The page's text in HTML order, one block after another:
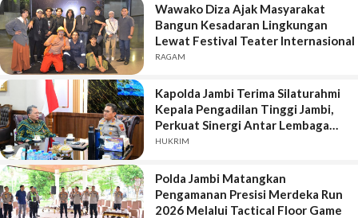
Wawako Diza Ajak Masyarakat
Bangun Kesadaran Lingkungan
Lewat Festival Teater Internasional
RAGAM
Kapolda Jambi Terima Silaturahmi
Kepala Pengadilan Tinggi Jambi,
Perkuat Sinergi Antar Lembaga
Penegak Hukum
HUKRIM
Polda Jambi Matangkan
Pengamanan Presisi Merdeka Run
2026 Melalui Tactical Floor Game